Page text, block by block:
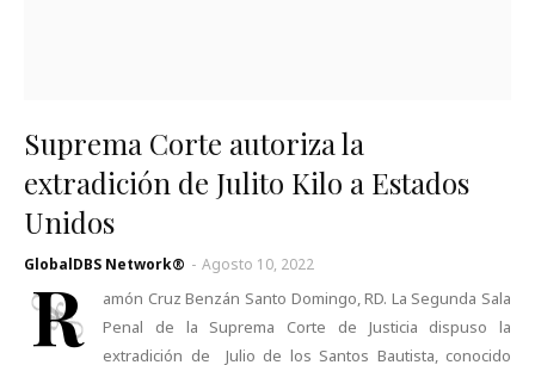
Suprema Corte autoriza la
extradición de Julito Kilo a Estados
Unidos
GlobalDBS Network® - Agosto 10, 2022
R
amón Cruz Benzán Santo Domingo, RD. La Segunda Sala
Penal de la Suprema Corte de Justicia dispuso la
extradición de Julio de los Santos Bautista, conocido